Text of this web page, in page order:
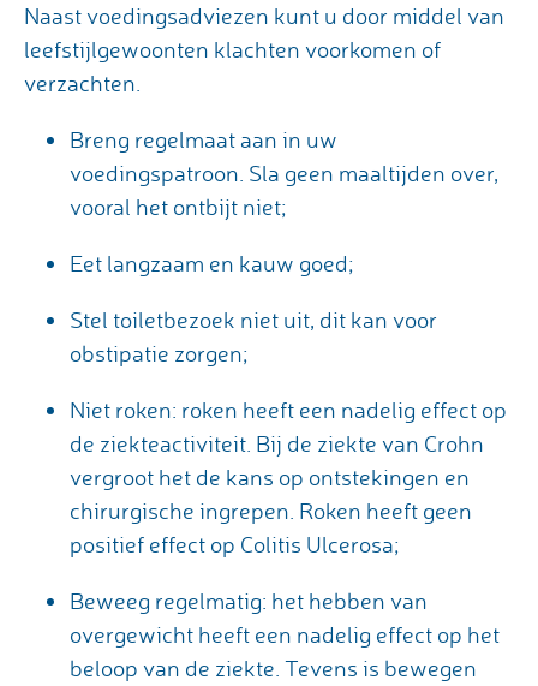
Naast voedingsadviezen kunt u door middel van
leefstijlgewoonten klachten voorkomen of
verzachten.
Breng regelmaat aan in uw
voedingspatroon. Sla geen maaltijden over,
vooral het ontbijt niet;
Eet langzaam en kauw goed;
Stel toiletbezoek niet uit, dit kan voor
obstipatie zorgen;
Niet roken: roken heeft een nadelig effect op
de ziekteactiviteit. Bij de ziekte van Crohn
vergroot het de kans op ontstekingen en
chirurgische ingrepen. Roken heeft geen
positief effect op Colitis Ulcerosa;
Beweeg regelmatig: het hebben van
overgewicht heeft een nadelig effect op het
beloop van de ziekte. Tevens is bewegen